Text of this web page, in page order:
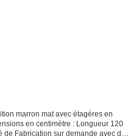
marron mat avec étagères en
en centimètre : Longueur 120
de Fabrication sur demande avec des